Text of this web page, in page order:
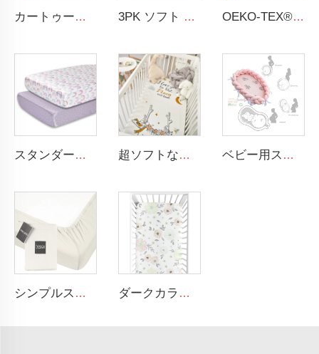
カートゥーン スペース ベビー男の子用ベッドセット 3ピース コットベビーベッド寝具セット 3PK ソフト 通気性のあるムスリンコットン プリントベビー用ベッドカバー 色とりどりのフラワーデザイン ムスリン クリブシーツ OEKO-TEX® STANDARD 100認定 コットンジャージー製標準サイズのベビーマットレス用固定式ベビーシーツ
スタンダードなベビーベッドと幼児用マットレス用レインボーシルクベビーベッドシーツ 100% ソフトサテンベビーベッドシーツ 超ソフトなレイヨン・スパンデックスストレッチニュートラルフィットベビーベッドシーツ ベビー用スリーピングネストベッド ブレイド加工されたソフトなニューボーン用ラウンジャー ポータブルクレード 該当するベビーネスト
シンプルスタイル 通気性のあるベビー用ベッド クリブ対応シーツ GOTs認証 ジャージコットン ベビーシーツ ダークカラー カートゥーン フラワー 100% コットン クリブ シーツ ベビー用 クリブ 対応シーツ